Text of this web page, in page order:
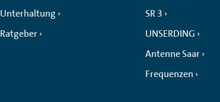
Unterhaltung
Ratgeber
SR 3
UNSERDING
Antenne Saar
Frequenzen